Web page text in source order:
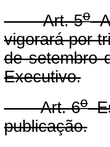
Art. 5oA
vigorará por
de setembro
Executivo.
Art. 6o
publicação.